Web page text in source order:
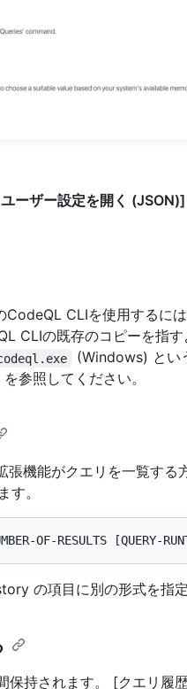
ユーザー設定を開く (JSON)]
CLIを使用するに
CLIの既存のコピーを指す
(Windows) とい
を参照してください。
機能がクエリを一覧する
。
の項目に別の形式を指定
持されます。 [クエリ履